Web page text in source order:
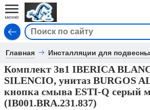
Главная Инсталляции для
Комплект 3в1 IBERICA
SILENCIO, унитаз BURGOS
кнопка смыва ESTI-Q серый
(IB001.BRA.231.837)